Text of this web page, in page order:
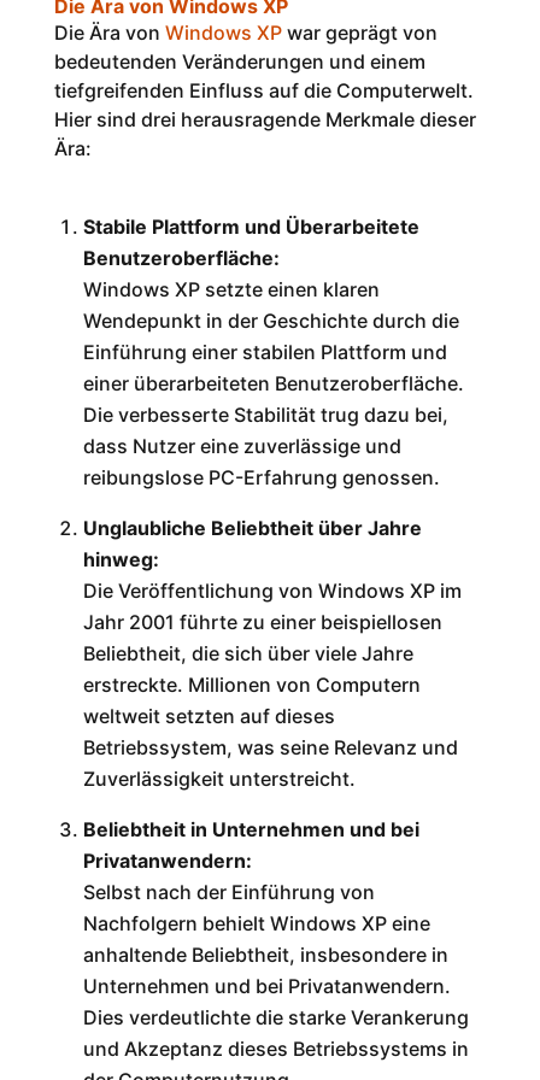
Die Ära von Windows XP
Die Ära von Windows XPwar geprägt von
bedeutenden Veränderungen und einem
tiefgreifenden Einfluss auf die Computerwelt.
Hier sind drei herausragende Merkmale dieser
Ära:
Stabile Plattform und Überarbeitete
Benutzeroberfläche:
Windows XP setzte einen klaren
Wendepunkt in der Geschichte durch die
Einführung einer stabilen Plattform und
einer überarbeiteten Benutzeroberfläche.
Die verbesserte Stabilität trug dazu bei,
dass Nutzer eine zuverlässige und
reibungslose PC-Erfahrung genossen.
Unglaubliche Beliebtheit über Jahre
hinweg:
Die Veröffentlichung von Windows XP im
Jahr 2001 führte zu einer beispiellosen
Beliebtheit, die sich über viele Jahre
erstreckte. Millionen von Computern
weltweit setzten auf dieses
Betriebssystem, was seine Relevanz und
Zuverlässigkeit unterstreicht.
Beliebtheit in Unternehmen und bei
Privatanwendern:
Selbst nach der Einführung von
Nachfolgern behielt Windows XP eine
anhaltende Beliebtheit, insbesondere in
Unternehmen und bei Privatanwendern.
Dies verdeutlichte die starke Verankerung
und Akzeptanz dieses Betriebssystems in